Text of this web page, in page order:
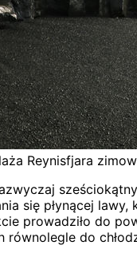
Reynisfjara
się płynącej lawy,
prowadziło do
równolegle do